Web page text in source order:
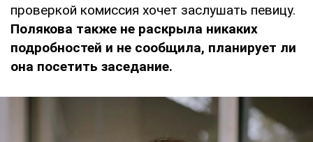
проверкой комиссия хочет заслушать певицу.
Полякова также не раскрыла никаких
подробностей и не сообщила, планирует ли
она посетить заседание.